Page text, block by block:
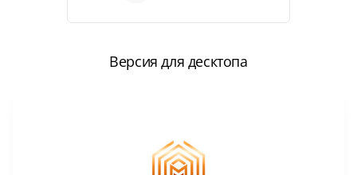
Версия для десктопа